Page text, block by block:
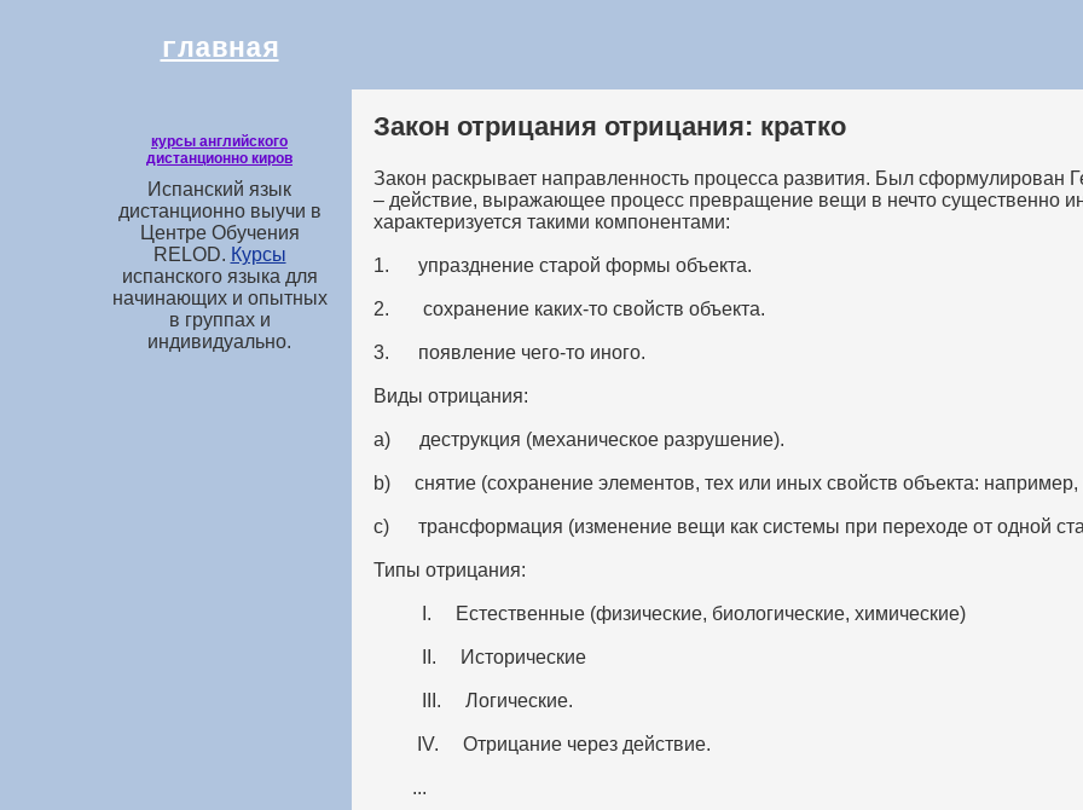
главная
курсы английского
дистанционно киров
Испанский язык
дистанционно выучи в
Центре Обучения
RELOD. Курсы
испанского языка для
начинающих и опытных
в группах и
индивидуально.
Закон отрицания отрицания: кратко
Закон раскрывает направленность процесса развития. Был сформулирован
– действие, выражающее процесс превращение вещи в нечто существенно
характеризуется такими компонентами:
1. упразднение старой формы объекта.
2. сохранение каких-то свойств объекта.
3. появление чего-то иного.
Виды отрицания:
a) деструкция (механическое разрушение).
b) снятие (сохранение элементов, тех или иных свойств объекта: например,
c) трансформация (изменение вещи как системы при переходе от одной
Типы отрицания:
I. Естественные (физические, биологические, химические)
II. Исторические
III. Логические.
IV. Отрицание через действие.
...